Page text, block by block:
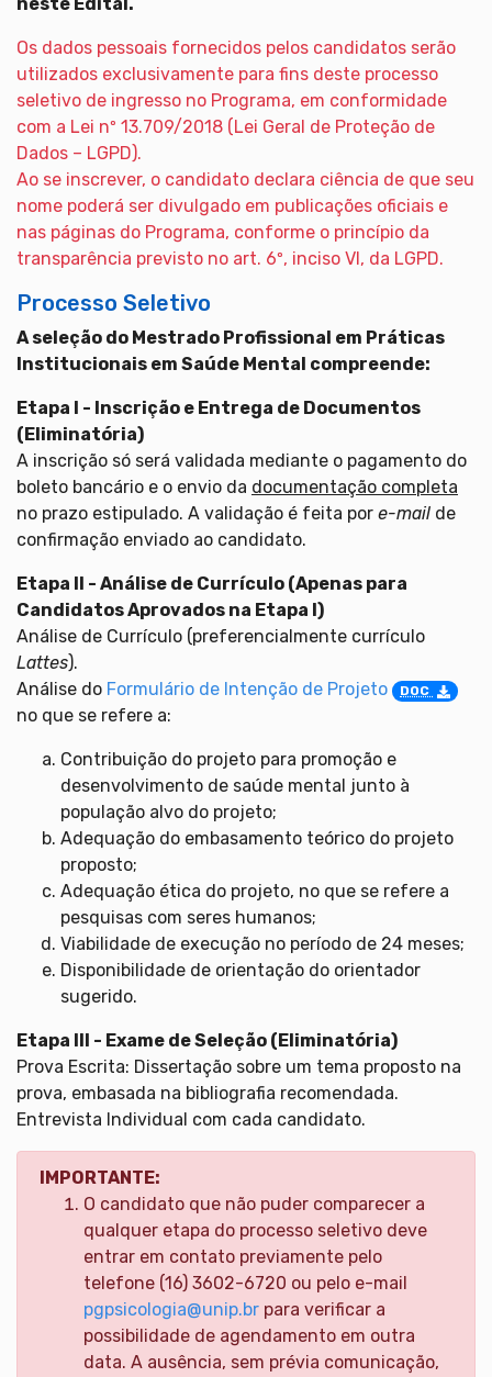
Os dados pessoais fornecidos pelos candidatos serão
utilizados exclusivamente para fins deste processo
seletivo de ingresso no Programa, em conformidade
com a Lei nº 13.709/2018 (Lei Geral de Proteção de
Dados – LGPD).
Ao se inscrever, o candidato declara ciência de que seu
nome poderá ser divulgado em publicações oficiais e
nas páginas do Programa, conforme o princípio da
transparência previsto no art. 6º, inciso VI, da LGPD.
Processo Seletivo
A seleção do Mestrado Profissional em Práticas
Institucionais em Saúde Mental compreende:
Etapa I - Inscrição e Entrega de Documentos
(Eliminatória)
A inscrição só será validada mediante o pagamento do
boleto bancário e o envio da documentação completa
no prazo estipulado. A validação é feita por e-mail de
confirmação enviado ao candidato.
Etapa II - Análise de Currículo (Apenas para
Candidatos Aprovados na Etapa I)
Análise de Currículo (preferencialmente currículo
Lattes).
Análise do Formulário de Intenção de Projeto DOC
no que se refere a:
Contribuição do projeto para promoção e
desenvolvimento de saúde mental junto à
população alvo do projeto;
Adequação do embasamento teórico do projeto
proposto;
Adequação ética do projeto, no que se refere a
pesquisas com seres humanos;
Viabilidade de execução no período de 24 meses;
Disponibilidade de orientação do orientador
sugerido.
Etapa III - Exame de Seleção (Eliminatória)
Prova Escrita: Dissertação sobre um tema proposto na
prova, embasada na bibliografia recomendada.
Entrevista Individual com cada candidato.
IMPORTANTE:
O candidato que não puder comparecer a
qualquer etapa do processo seletivo deve
entrar em contato previamente pelo
telefone (16) 3602-6720 ou pelo e-mail
pgpsicologia@unip.br para verificar a
possibilidade de agendamento em outra
data. A ausência, sem prévia comunicação,